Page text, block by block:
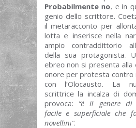
Probabilmente no, e in
genio dello scrittore.
il metaracconto per
lotta e inserisce nella
ampio contraddittorio
della sua protagonista.
ebreo non si presenta alla
onore per protesta contro
con l’Olocausto. La
scrittrice la incalza di
provoca: “è il genere di
facile e superficiale che
novellini”.